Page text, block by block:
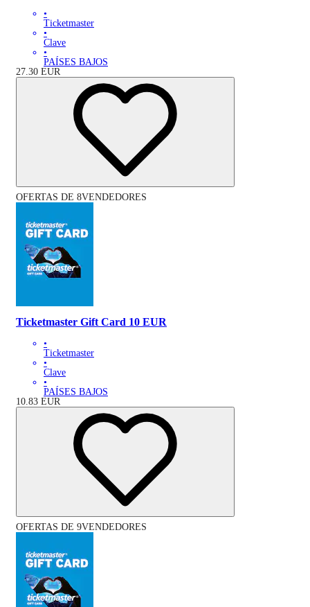
•
Ticketmaster
•
Clave
•
PAÍSES BAJOS
27.30 EUR
OFERTAS DE 8VENDEDORES
Ticketmaster Gift Card 10 EUR
•
Ticketmaster
•
Clave
•
PAÍSES BAJOS
10.83 EUR
OFERTAS DE 9VENDEDORES